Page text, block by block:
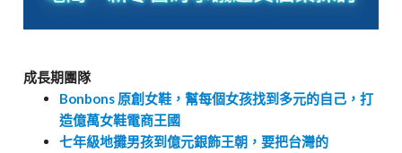
成長期團隊
Bonbons 原創女鞋，幫每個女孩找到多元的自己，打
造億萬女鞋電商王國
七年級地攤男孩到億元銀飾王朝，要把台灣的